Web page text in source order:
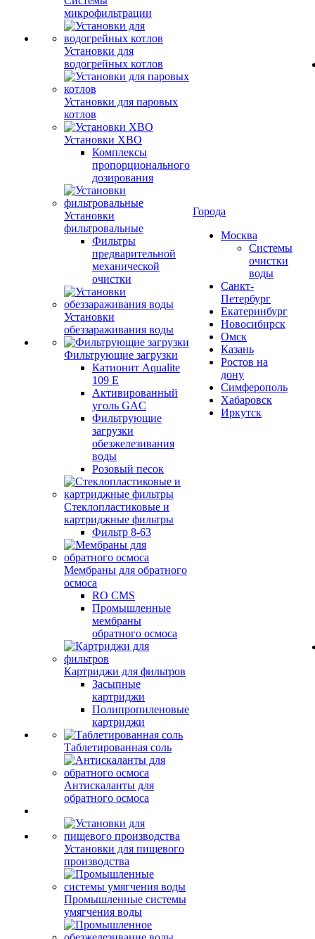
микрофильтрации
Установки для
водогрейных котлов
Установки для паровых
котлов
Установки ХВО
Комплексы
пропорционального
дозирования
Установки
фильтровальные
Фильтры
предварительной
механической
очистки
Установки
обеззараживания воды
Фильтрующие загрузки
Катионит Aqualite
109 E
Активированный
уголь GAC
Фильтрующие
загрузки
обезжелезивания
воды
Розовый песок
Стеклопластиковые и
картриджные фильтры
Фильтр 8-63
Мембраны для обратного
осмоса
RO CMS
Промышленные
мембраны
обратного осмоса
Картриджи для фильтров
Засыпные
картриджи
Полипропиленовые
картриджи
Таблетированная соль
Антискаланты для
обратного осмоса
Установки для пищевого
производства
Промышленные системы
умягчения воды
Города
Москва
Системы
очистки
воды
Санкт-
Петербург
Екатеринбург
Новосибирск
Омск
Казань
Ростов на
дону
Симферополь
Хабаровск
Иркутск